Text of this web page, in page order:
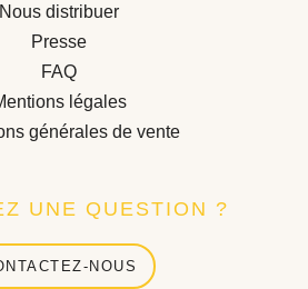
Nous distribuer
Presse
FAQ
légales
générales de vente
UNE QUESTION ?
NOUS